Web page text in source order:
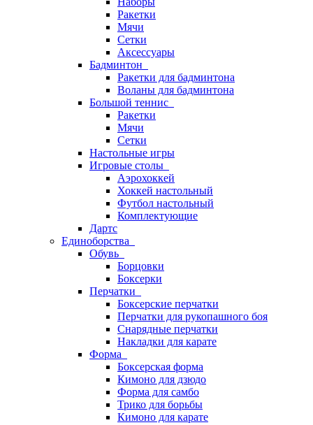
Ракетки
Мячи
Сетки
Аксессуары
Бадминтон
Ракетки для бадминтона
Воланы для бадминтона
Большой теннис
Ракетки
Мячи
Сетки
Настольные игры
Игровые столы
Аэрохоккей
Хоккей настольный
Футбол настольный
Комплектующие
Дартс
Единоборства
Обувь
Борцовки
Боксерки
Перчатки
Боксерские перчатки
Перчатки для рукопашного боя
Снарядные перчатки
Накладки для карате
Форма
Боксерская форма
Кимоно для дзюдо
Форма для самбо
Трико для борьбы
Кимоно для карате